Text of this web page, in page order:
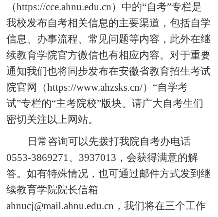
（https://cce.ahnu.edu.cn）中的“自考”专栏是
我校发布自考相关信息的主要渠道，包括自学
信息、办事流程、常见问题等内容，此外在继
续教育学院官方微信也有相应内容。对于重要
通知我们也将同步发布在安徽省教育招生考试
院官网（https://www.ahzsks.cn/）“自学考
试”专栏的“主考院校”版块。请广大自考生们
密切关注以上网站。
日常咨询可以先拨打我院自考办电话
0553-3869271、3937013，会获得满意的解
答。如有特殊情况，也可通过邮件方式发到继
续教育学院院长信箱
ahnucj@mail.ahnu.edu.cn，我们将在三个工作